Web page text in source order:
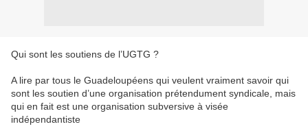
Qui sont les soutiens de l’UGTG ?
A lire par tous le Guadeloupéens qui veulent vraiment savoir qui
sont les soutien d’une organisation prétendument syndicale, mais
qui en fait est une organisation subversive à visée
indépendantiste